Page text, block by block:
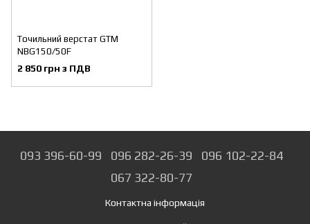
Точильний верстат GTM
NBG150/50F
2 850 грн з ПДВ
093 396-60-99 096 282-26-39
096 102-22-84
067 322-80-77
Контактна інформація